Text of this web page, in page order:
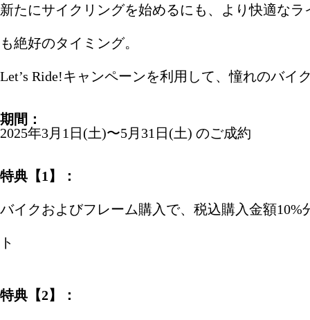
新たにサイクリングを始めるにも、より快適な
も絶好のタイミング。
Let’s Ride!キャンペーンを利用して、憧れのバイ
期間：
2025年3月1日(土)〜5月31日(土) のご成約
特典【1】：
バイクおよびフレーム購入で、税込購入金額
ト
特典【2】：